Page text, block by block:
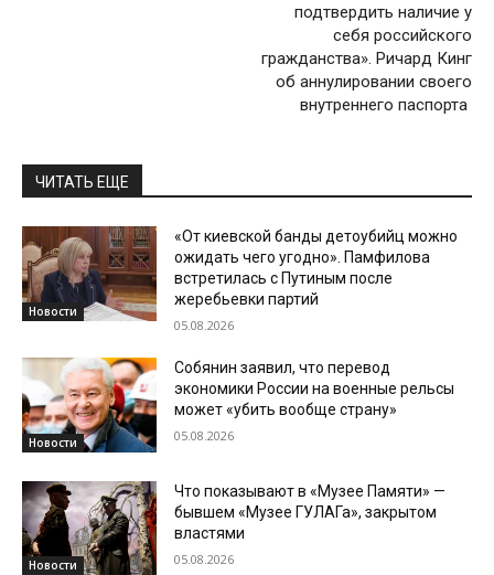
подтвердить наличие у
себя российского
гражданства». Ричард Кинг
об аннулировании своего
внутреннего паспорта
ЧИТАТЬ ЕЩЕ
Новости
«От киевской банды детоубийц можно
ожидать чего угодно». Памфилова
встретилась с Путиным после
жеребьевки партий
05.08.2026
Новости
Собянин заявил, что перевод
экономики России на военные рельсы
может «убить вообще страну»
05.08.2026
Новости
Что показывают в «Музее Памяти» —
бывшем «Музее ГУЛАГа», закрытом
властями
05.08.2026